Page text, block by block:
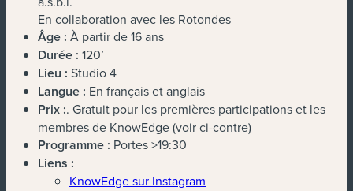
En collaboration avec les Rotondes
Âge : À partir de 16 ans
Durée : 120’
Lieu : Studio 4
Langue : En français et anglais
Prix :. Gratuit pour les premières participations et les
membres de KnowEdge (voir ci-contre)
Programme : Portes >19:30
Liens :
KnowEdge sur Instagram